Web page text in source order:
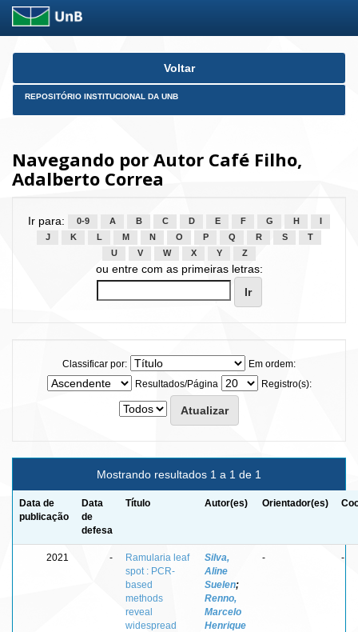
Skip
Voltar
REPOSITÓRIO INSTITUCIONAL DA UNB
Navegando por Autor Café Filho,
Adalberto Correa
Ir para: 0-9 A B C D E F G H
J
K L M N O P Q R S
T
U
V W X Y Z
ou entre com as primeiras letras:
Classificar por:
Em ordem:
Resultados/Página
Registro(s):
Mostrando resultados 1 a 1 de 1
Data de
publicação
Data
de
defesa
Título Autor(es) Orientador(es)
2021 -
Ramularia leaf
spot : PCR-
based
methods
reveal
widespread
Silva,
Aline
Suelen;
Renno,
Marcelo
Henrique
- -